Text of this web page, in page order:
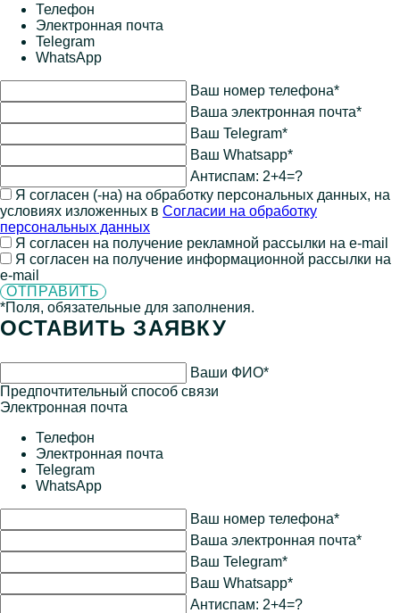
Телефон
Электронная почта
Telegram
WhatsApp
Ваш номер телефона*
Ваша электронная почта*
Ваш Telegram*
Ваш Whatsapp*
Антиспам: 2+4=?
Я согласен (-на) на обработку персональных данных, на
условиях изложенных в Согласии на обработку
персональных данных
Я согласен на получение рекламной рассылки на e-mail
Я согласен на получение информационной рассылки на
e-mail
*Поля, обязательные для заполнения.
ОСТАВИТЬ ЗАЯВКУ
Ваши ФИО*
Предпочтительный способ связи
Электронная почта
Телефон
Электронная почта
Telegram
WhatsApp
Ваш номер телефона*
Ваша электронная почта*
Ваш Telegram*
Ваш Whatsapp*
Антиспам: 2+4=?